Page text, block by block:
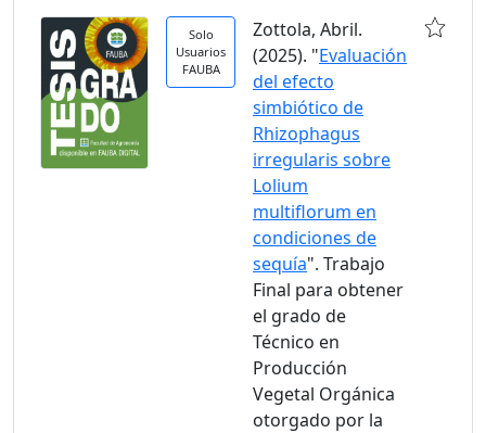
Solo
Usuarios
FAUBA
Zottola, Abril.
(2025). "Evaluación
del efecto
simbiótico de
Rhizophagus
irregularis sobre
Lolium
multiflorum en
condiciones de
sequía". Trabajo
Final para obtener
el grado de
Técnico en
Producción
Vegetal Orgánica
otorgado por la